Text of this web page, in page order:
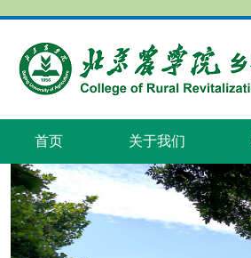
首页 关于我们